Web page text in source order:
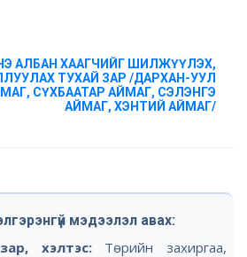
АЛБАН ХААГЧИЙГ ШИЛЖҮҮЛЭХ,
ТУХАЙ ЗАР /ДАРХАН-УУЛ
СҮХБААТАР АЙМАГ, СЭЛЭНГЭ
АЙМАГ, ХЭНТИЙ АЙМАГ/
мэдээлэл авах:
хэлтэс: Төрийн захиргаа,